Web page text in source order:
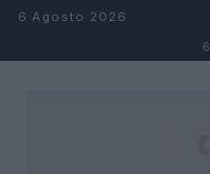
Salta al contenuto
6 Agosto 2026